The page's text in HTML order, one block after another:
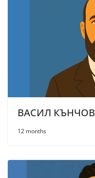
ВАСИЛ КЪНЧОВ
12 months